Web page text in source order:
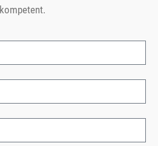
kompetent.